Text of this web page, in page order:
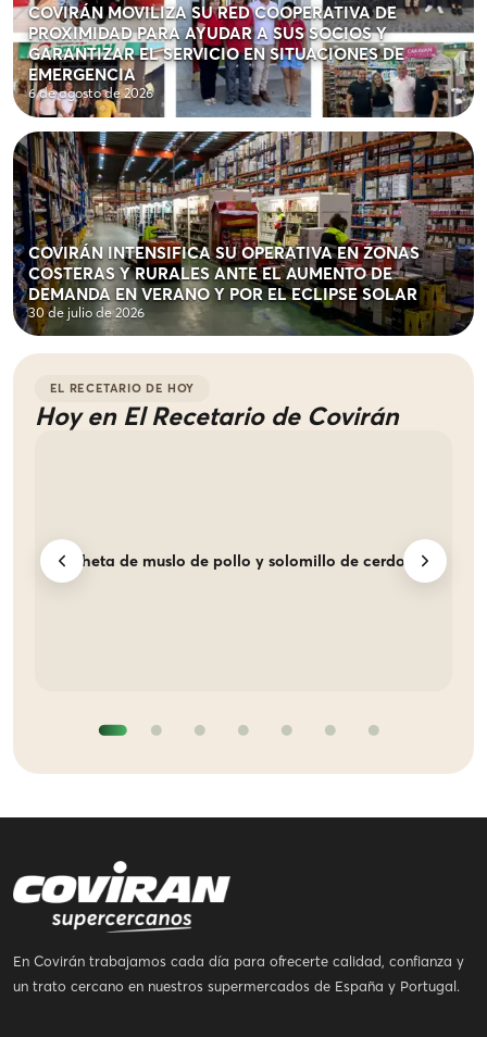
COVIRÁN MOVILIZA SU RED COOPERATIVA DE
PROXIMIDAD PARA AYUDAR A SUS SOCIOS Y
GARANTIZAR EL SERVICIO EN SITUACIONES DE
EMERGENCIA
6 de agosto de 2026
COVIRÁN INTENSIFICA SU OPERATIVA EN ZONAS
COSTERAS Y RURALES ANTE EL AUMENTO DE
DEMANDA EN VERANO Y POR EL ECLIPSE SOLAR
30 de julio de 2026
EL RECETARIO DE HOY
Hoy en El Recetario de Covirán
Brocheta de muslo de pollo y solomillo de cerdo
En Covirán trabajamos cada día para ofrecerte calidad, confianza y
un trato cercano en nuestros supermercados de España y Portugal.